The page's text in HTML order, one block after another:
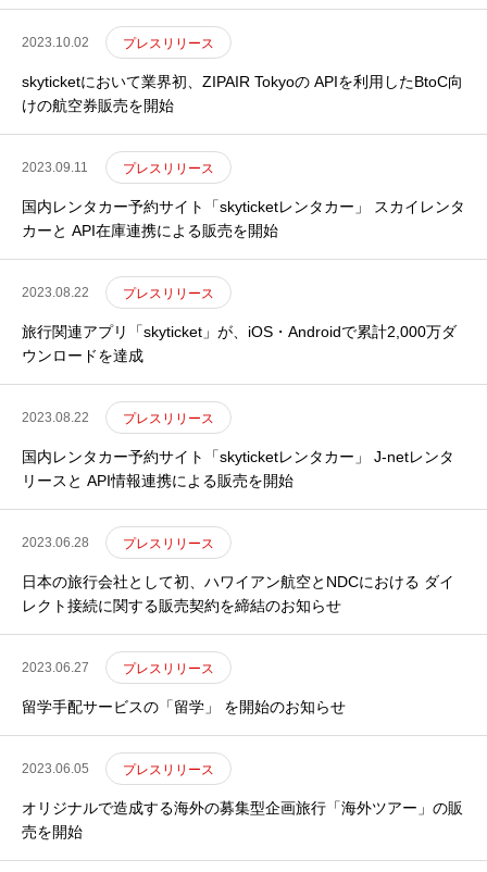
2023.10.02 プレスリリース
skyticketにおいて業界初、ZIPAIR Tokyoの APIを利用したBtoC向
けの航空券販売を開始
2023.09.11 プレスリリース
国内レンタカー予約サイト「skyticketレンタカー」 スカイレンタ
カーと API在庫連携による販売を開始
2023.08.22 プレスリリース
旅行関連アプリ「skyticket」が、iOS・Androidで累計2,000万ダ
ウンロードを達成
2023.08.22 プレスリリース
国内レンタカー予約サイト「skyticketレンタカー」 J-netレンタ
リースと API情報連携による販売を開始
2023.06.28 プレスリリース
日本の旅行会社として初、ハワイアン航空とNDCにおける ダイ
レクト接続に関する販売契約を締結のお知らせ
2023.06.27 プレスリリース
留学手配サービスの「留学」 を開始のお知らせ
2023.06.05 プレスリリース
オリジナルで造成する海外の募集型企画旅行「海外ツアー」の販
売を開始